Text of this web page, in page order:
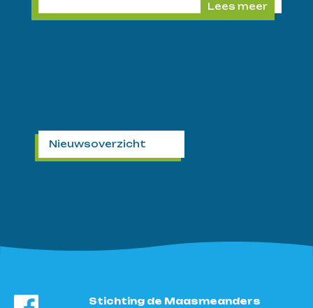
Lees meer
Nieuwsoverzicht
Stichting de Maasmeanders